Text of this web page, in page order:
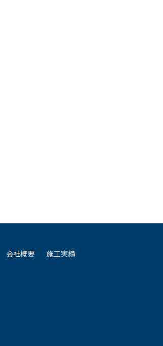
会社概要 施工実績